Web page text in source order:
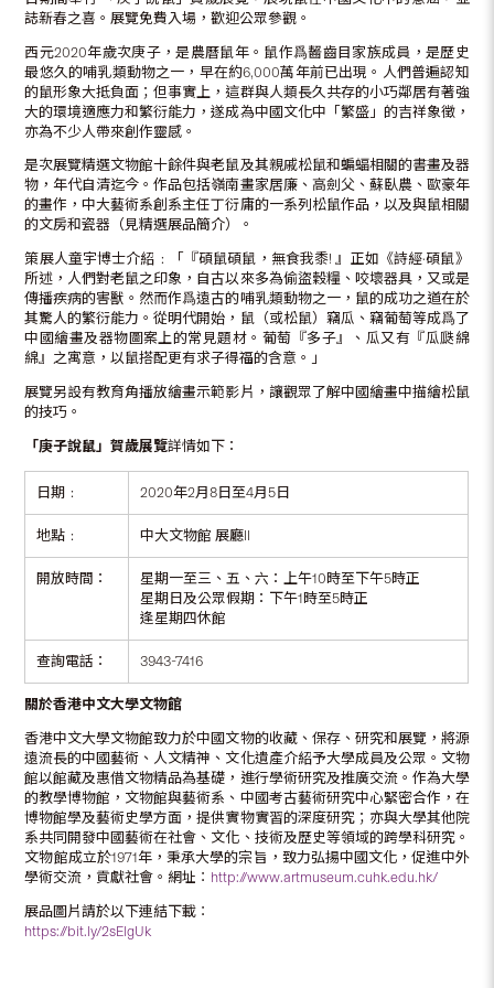
誌新春之喜。展覽免費入場，歡迎公眾參觀。
西元2020年歲次庚子，是農曆鼠年。鼠作爲齧齒目家族成員，是歷史
最悠久的哺乳類動物之一，早在約6,000萬年前已出現。人們普遍認知
的鼠形象大抵負面；但事實上，這群與人類長久共存的小巧鄰居有著強
大的環境適應力和繁衍能力，遂成為中國文化中「繁盛」的吉祥象徵，
亦為不少人帶來創作靈感。
是次展覽精選文物館十餘件與老鼠及其親戚松鼠和蝙蝠相關的書畫及器
物，年代自清迄今。作品包括嶺南畫家居廉、高劍父、蘇臥農、歐豪年
的畫作，中大藝術系創系主任丁衍庸的一系列松鼠作品，以及與鼠相關
的文房和瓷器（見精選展品簡介）。
策展人童宇博士介紹﹕「『碩鼠碩鼠，無食我黍! 』正如《詩經·碩鼠》
所述，人們對老鼠之印象，自古以來多為偷盜穀糧、咬壞器具，又或是
傳播疾病的害獸。然而作爲遠古的哺乳類動物之一，鼠的成功之道在於
其驚人的繁衍能力。從明代開始，鼠（或松鼠）竊瓜、竊葡萄等成爲了
中國繪畫及器物圖案上的常見題材。葡萄『多子』、瓜又有『瓜瓞綿
綿』之寓意，以鼠搭配更有求子得福的含意。」
展覽另設有教育角播放繪畫示範影片，讓觀眾了解中國繪畫中描繪松鼠
的技巧。
「庚子說鼠」賀歲展覽詳情如下：
日期﹕ 2020年2月8日至4月5日
地點﹕ 中大文物館 展廳II
開放時間：
星期一至三、五、六：上午10時至下午5時正
星期日及公眾假期：下午1時至5時正
逢星期四休館
查詢電話： 3943-7416
關於香港中文大學文物館
香港中文大學文物館致力於中國文物的收藏、保存、研究和展覽，將源
遠流長的中國藝術、人文精神、文化遺產介紹予大學成員及公眾。文物
館以館藏及惠借文物精品為基礎，進行學術研究及推廣交流。作為大學
的教學博物館，文物館與藝術系、中國考古藝術研究中心緊密合作，在
博物館學及藝術史學方面，提供實物實習的深度研究；亦與大學其他院
系共同開發中國藝術在社會、文化、技術及歷史等領域的跨學科研究。
文物館成立於1971年，秉承大學的宗旨，致力弘揚中國文化，促進中外
學術交流，貢獻社會。網址︰ http://www.artmuseum.cuhk.edu.hk/
展品圖片請於以下連結下載︰
https://bit.ly/2sElgUk